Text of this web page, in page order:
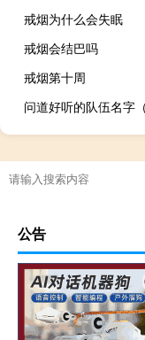
戒烟为什么会失眠
戒烟会结巴吗
戒烟第十周
公告